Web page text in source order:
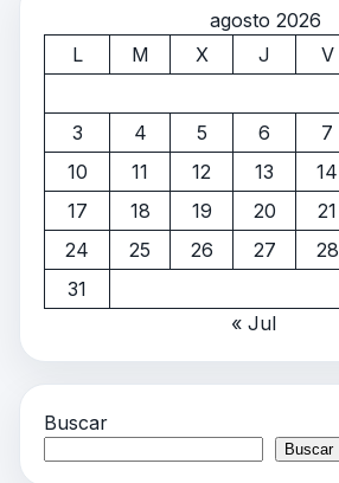
agosto 2026
L
M X J V
3
4 5 6 7
10
11 12 13 14
17
18 19 20 21
24
25 26 27 28
31
« Jul
Buscar
Buscar